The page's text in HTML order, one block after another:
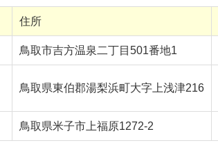
住所
鳥取市吉方温泉二丁目501番地1
鳥取県東伯郡湯梨浜町大字上浅津216
鳥取県米子市上福原1272-2